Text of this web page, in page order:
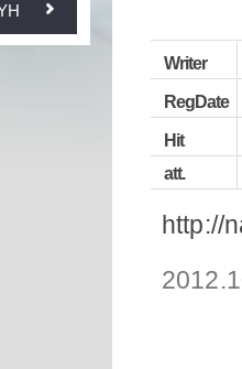
Writer
RegDate
Hit
att.
http://